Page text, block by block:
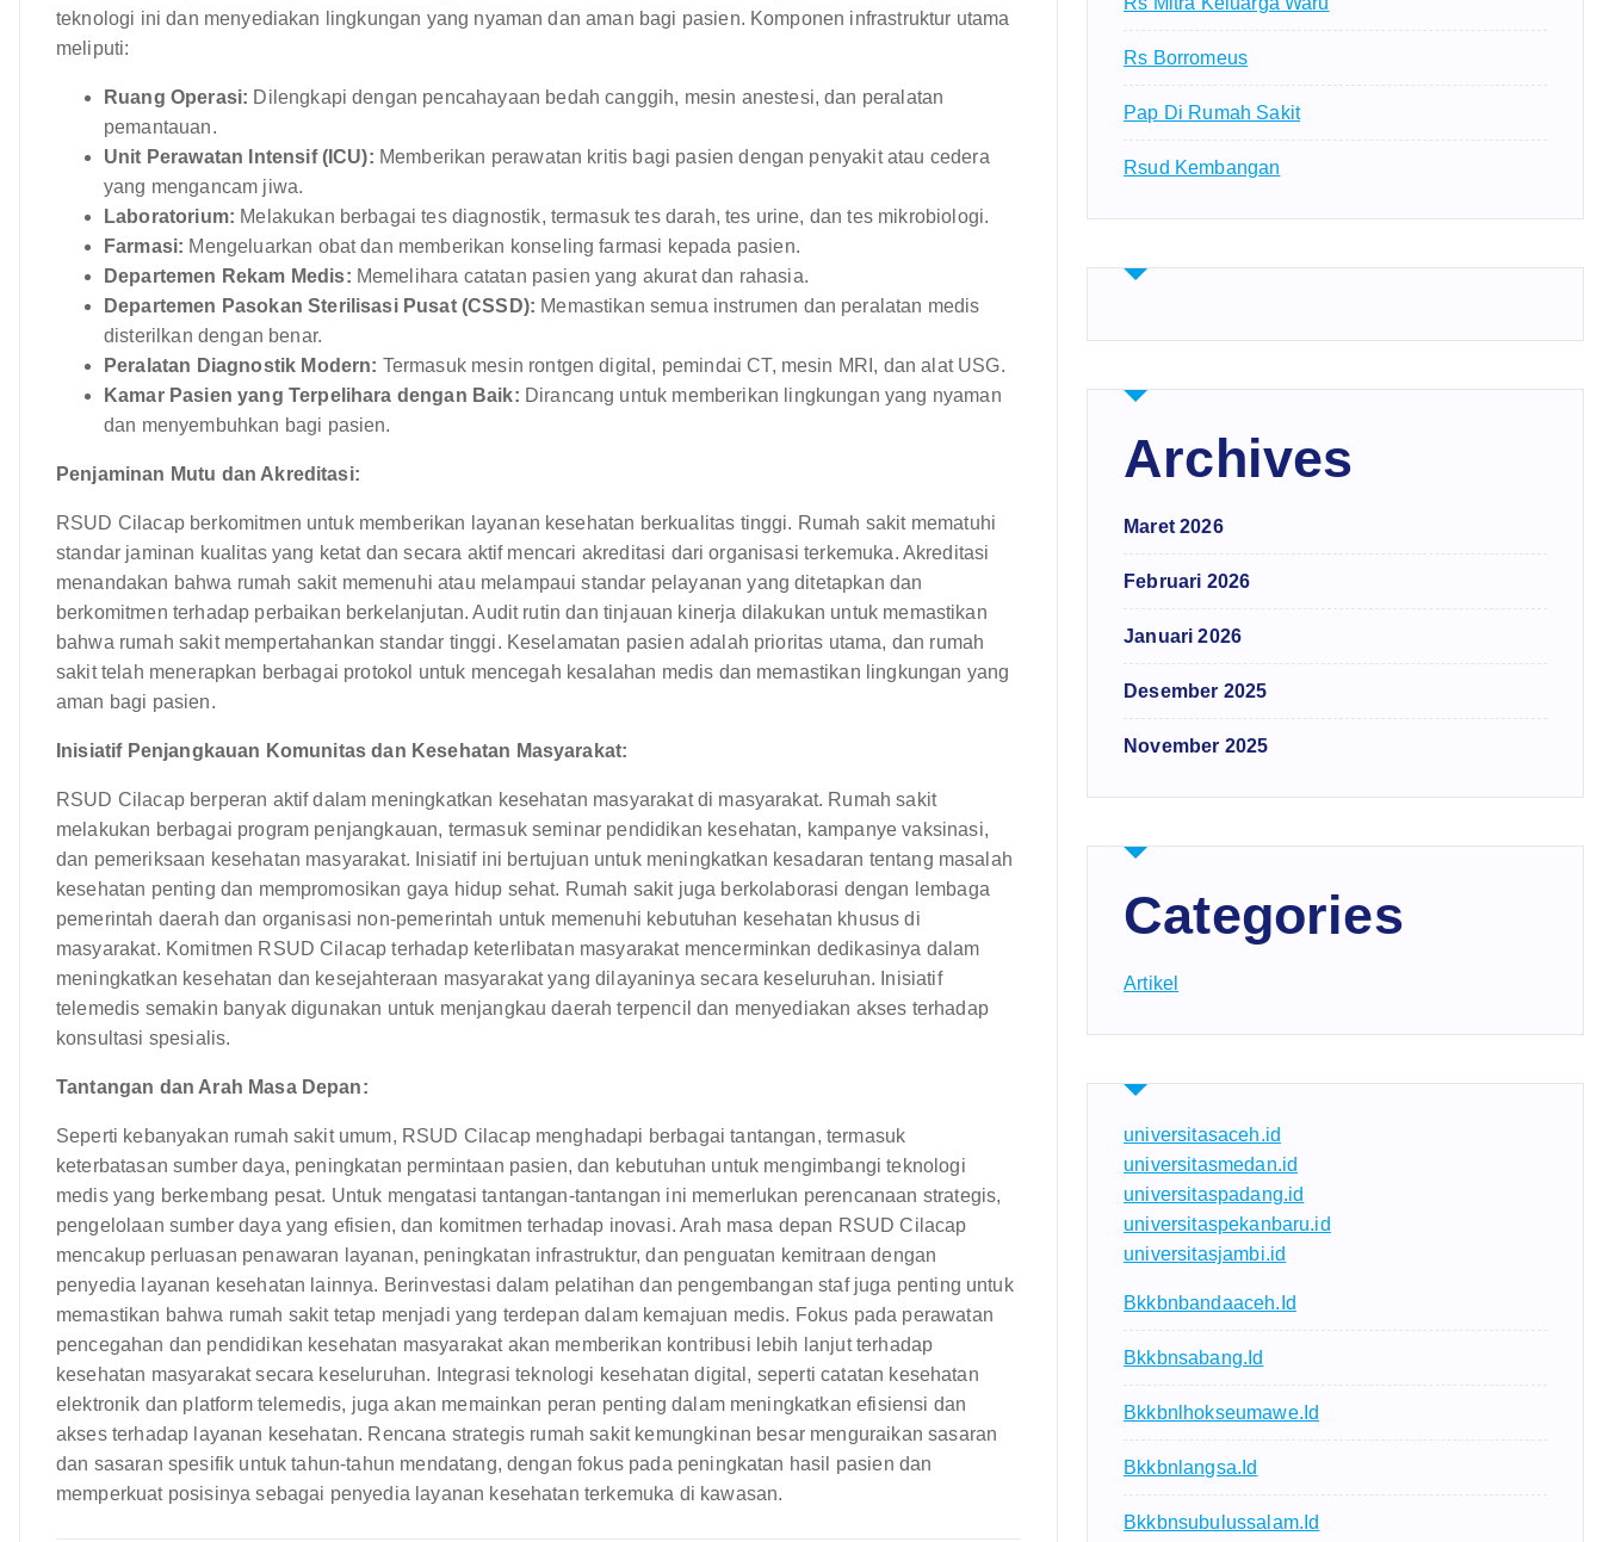
teknologi ini dan menyediakan lingkungan yang nyaman dan aman bagi pasien. Komponen infrastruktur utama
meliputi:
Ruang Operasi: Dilengkapi dengan pencahayaan bedah canggih, mesin anestesi, dan peralatan
pemantauan.
Unit Perawatan Intensif (ICU): Memberikan perawatan kritis bagi pasien dengan penyakit atau cedera
yang mengancam jiwa.
Laboratorium: Melakukan berbagai tes diagnostik, termasuk tes darah, tes urine, dan tes mikrobiologi.
Farmasi: Mengeluarkan obat dan memberikan konseling farmasi kepada pasien.
Departemen Rekam Medis: Memelihara catatan pasien yang akurat dan rahasia.
Departemen Pasokan Sterilisasi Pusat (CSSD): Memastikan semua instrumen dan peralatan medis
disterilkan dengan benar.
Peralatan Diagnostik Modern: Termasuk mesin rontgen digital, pemindai CT, mesin MRI, dan alat USG.
Kamar Pasien yang Terpelihara dengan Baik: Dirancang untuk memberikan lingkungan yang nyaman
dan menyembuhkan bagi pasien.
Penjaminan Mutu dan Akreditasi:
RSUD Cilacap berkomitmen untuk memberikan layanan kesehatan berkualitas tinggi. Rumah sakit mematuhi
standar jaminan kualitas yang ketat dan secara aktif mencari akreditasi dari organisasi terkemuka. Akreditasi
menandakan bahwa rumah sakit memenuhi atau melampaui standar pelayanan yang ditetapkan dan
berkomitmen terhadap perbaikan berkelanjutan. Audit rutin dan tinjauan kinerja dilakukan untuk memastikan
bahwa rumah sakit mempertahankan standar tinggi. Keselamatan pasien adalah prioritas utama, dan rumah
sakit telah menerapkan berbagai protokol untuk mencegah kesalahan medis dan memastikan lingkungan yang
aman bagi pasien.
Inisiatif Penjangkauan Komunitas dan Kesehatan Masyarakat:
RSUD Cilacap berperan aktif dalam meningkatkan kesehatan masyarakat di masyarakat. Rumah sakit
melakukan berbagai program penjangkauan, termasuk seminar pendidikan kesehatan, kampanye vaksinasi,
dan pemeriksaan kesehatan masyarakat. Inisiatif ini bertujuan untuk meningkatkan kesadaran tentang masalah
kesehatan penting dan mempromosikan gaya hidup sehat. Rumah sakit juga berkolaborasi dengan lembaga
pemerintah daerah dan organisasi non-pemerintah untuk memenuhi kebutuhan kesehatan khusus di
masyarakat. Komitmen RSUD Cilacap terhadap keterlibatan masyarakat mencerminkan dedikasinya dalam
meningkatkan kesehatan dan kesejahteraan masyarakat yang dilayaninya secara keseluruhan. Inisiatif
telemedis semakin banyak digunakan untuk menjangkau daerah terpencil dan menyediakan akses terhadap
konsultasi spesialis.
Tantangan dan Arah Masa Depan:
Seperti kebanyakan rumah sakit umum, RSUD Cilacap menghadapi berbagai tantangan, termasuk
keterbatasan sumber daya, peningkatan permintaan pasien, dan kebutuhan untuk mengimbangi teknologi
medis yang berkembang pesat. Untuk mengatasi tantangan-tantangan ini memerlukan perencanaan strategis,
pengelolaan sumber daya yang efisien, dan komitmen terhadap inovasi. Arah masa depan RSUD Cilacap
mencakup perluasan penawaran layanan, peningkatan infrastruktur, dan penguatan kemitraan dengan
penyedia layanan kesehatan lainnya. Berinvestasi dalam pelatihan dan pengembangan staf juga penting untuk
memastikan bahwa rumah sakit tetap menjadi yang terdepan dalam kemajuan medis. Fokus pada perawatan
pencegahan dan pendidikan kesehatan masyarakat akan memberikan kontribusi lebih lanjut terhadap
kesehatan masyarakat secara keseluruhan. Integrasi teknologi kesehatan digital, seperti catatan kesehatan
elektronik dan platform telemedis, juga akan memainkan peran penting dalam meningkatkan efisiensi dan
akses terhadap layanan kesehatan. Rencana strategis rumah sakit kemungkinan besar menguraikan sasaran
dan sasaran spesifik untuk tahun-tahun mendatang, dengan fokus pada peningkatan hasil pasien dan
memperkuat posisinya sebagai penyedia layanan kesehatan terkemuka di kawasan.
Rs Borromeus
Pap Di Rumah Sakit
Rsud Kembangan
Archives
Maret 2026
Februari 2026
Januari 2026
Desember 2025
November 2025
Categories
Artikel
universitasaceh.id
universitasmedan.id
universitaspadang.id
universitaspekanbaru.id
universitasjambi.id
Bkkbnbandaaceh.id
Bkkbnsabang.id
Bkkbnlhokseumawe.id
Bkkbnlangsa.id
Bkkbnsubulussalam.id